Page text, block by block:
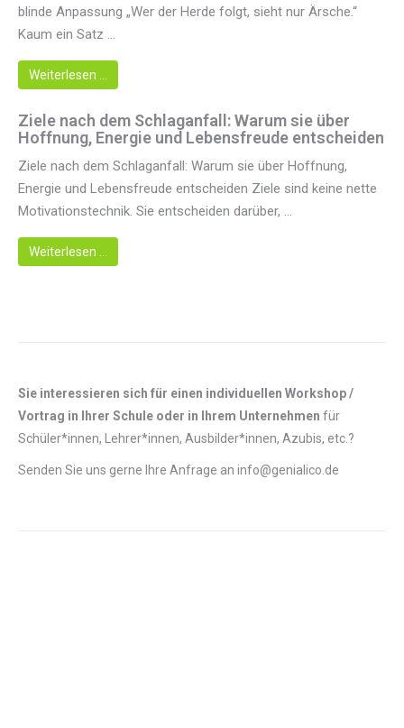
blinde Anpassung „Wer der Herde folgt, sieht nur Ärsche.“
Kaum ein Satz ...
Weiterlesen …
Ziele nach dem Schlaganfall: Warum sie über
Hoffnung, Energie und Lebensfreude entscheiden
Ziele nach dem Schlaganfall: Warum sie über Hoffnung,
Energie und Lebensfreude entscheiden Ziele sind keine nette
Motivationstechnik. Sie entscheiden darüber, ...
Weiterlesen …
Sie interessieren sich für einen individuellen Workshop /
Vortrag in Ihrer Schule oder in Ihrem Unternehmen für
Schüler*innen, Lehrer*innen, Ausbilder*innen, Azubis, etc.?
Senden Sie uns gerne Ihre Anfrage an info@genialico.de